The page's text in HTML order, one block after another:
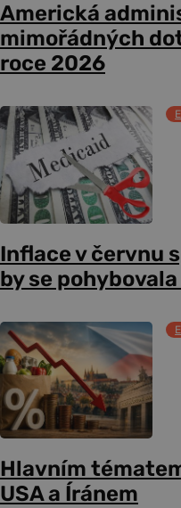
Americká
mimořádných
roce 2026
Inflace v červnu
by se
Hlavním
USA a Íránem